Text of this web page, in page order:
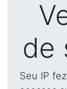
de
Seu IP